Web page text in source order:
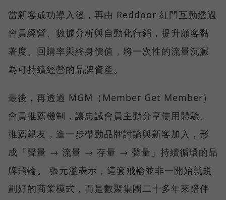
當新客成功導入後，再由 Reddoor 紅門互動透過
會員經營、數據分析與自動化行銷，提升顧客黏
著度、回購率與終身價值，將一次性的流量沉澱
為可持續經營的品牌資產。
最後，再透過 MGM（Member Get Member）
會員推薦機制，讓忠誠會員主動分享使用體驗、
推薦親友，進一步帶動品牌討論與新客加入，形
成「聲量 → 流量 → 存量 → 聲量」持續循環的品
牌飛輪。 張元溢表示，這套飛輪並非一開始就規
劃好的商業模式，而是數聚集團二十多年來陪伴